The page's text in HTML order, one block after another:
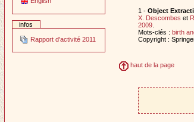
infos
Rapport d'activité 2011
1 - Object
X. Descombes et
2009.
Mots-clés : birth
Copyright :
haut de la page